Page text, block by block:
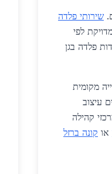
שירותי פלדה
לפי
פלדה בגן
מקומית
עיצוב
קהילה
או קונה ברזל